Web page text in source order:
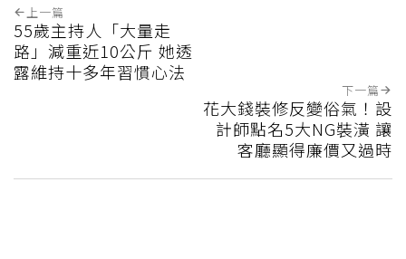
上一篇
55歲主持人「大量走
路」減重近10公斤 她透
露維持十多年習慣心法
下一篇
花大錢裝修反變俗氣！設
計師點名5大NG裝潢 讓
客廳顯得廉價又過時